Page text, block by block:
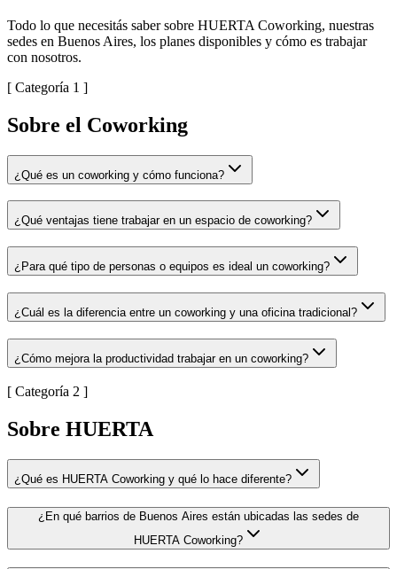
Todo lo que necesitás saber sobre HUERTA Coworking, nuestras
sedes en Buenos Aires, los planes disponibles y cómo es trabajar
con nosotros.
[ Categoría 1 ]
Sobre el Coworking
¿Qué es un coworking y cómo funciona?
¿Qué ventajas tiene trabajar en un espacio de coworking?
¿Para qué tipo de personas o equipos es ideal un coworking?
¿Cuál es la diferencia entre un coworking y una oficina tradicional?
¿Cómo mejora la productividad trabajar en un coworking?
[ Categoría 2 ]
Sobre HUERTA
¿Qué es HUERTA Coworking y qué lo hace diferente?
¿En qué barrios de Buenos Aires están ubicadas las sedes de
HUERTA Coworking?